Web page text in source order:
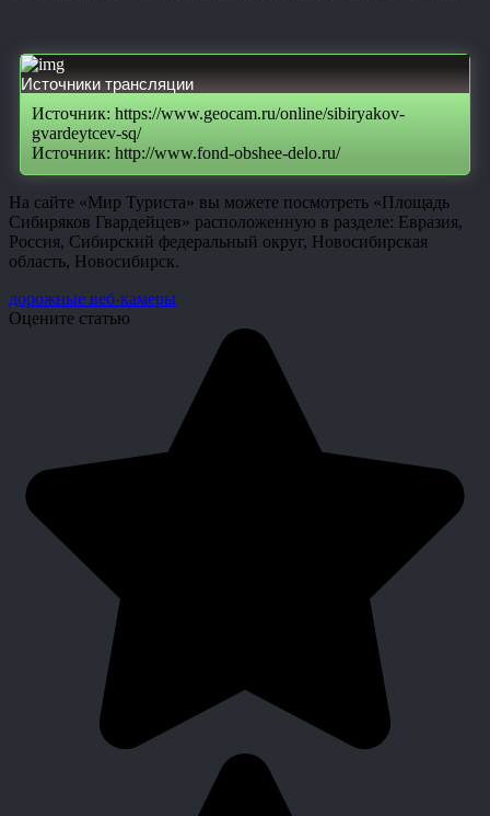
Источники трансляции
Источник: https://www.geocam.ru/online/sibiryakov-
gvardeytcev-sq/
Источник: http://www.fond-obshee-delo.ru/
На сайте «Мир Туриста» вы можете посмотреть «Площадь
Сибиряков Гвардейцев» расположенную в разделе: Евразия,
Россия, Сибирский федеральный округ, Новосибирская
область, Новосибирск.
дорожные веб-камеры
Оцените статью